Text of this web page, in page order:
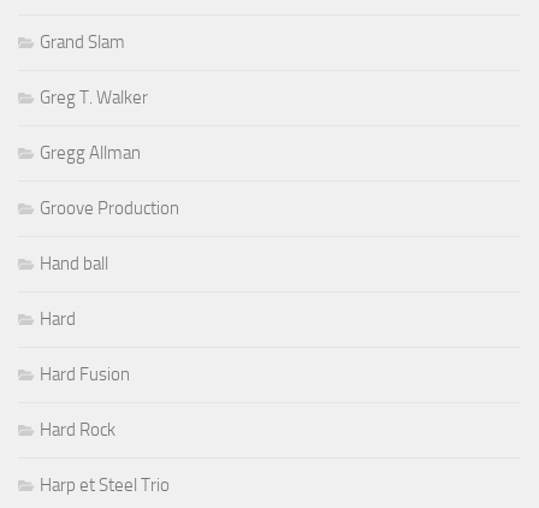
Grand Slam
Greg T. Walker
Gregg Allman
Groove Production
Hand ball
Hard
Hard Fusion
Hard Rock
Harp et Steel Trio